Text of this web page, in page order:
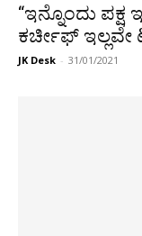
“ಇನ್ನೊಂದು ಪಕ್ಷ
ಕರ್ಚೀಫ್ ಇಲ್ಲವೇ
JK Desk - 31/01/2021